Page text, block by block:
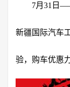
7月31日
新疆国际汽车
验，购车优惠